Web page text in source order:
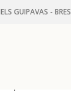
GUIPAVAS -